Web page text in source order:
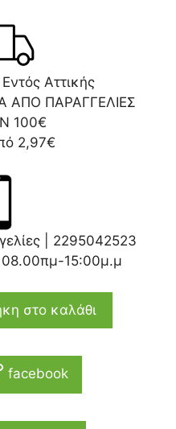
Αττικής
ΑΠΟ ΠΑΡΑΓΓΕΛΙΕΣ
100€
2,97€
| 2295042523
15:00μ.μ
στο καλάθι
facebook